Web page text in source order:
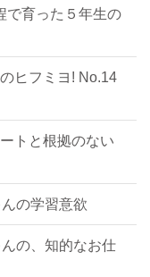
で育った５年生の
ヒフミヨ! No.14
トと根拠のない
の学習意欲
の、知的なお仕